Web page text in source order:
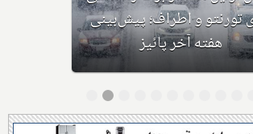
بارش برف سنگین زمستانی،
و شرق کانادا را در نوردید